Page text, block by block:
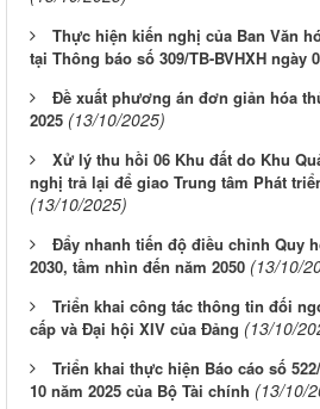
Thực hiện kiến nghị của Ban Văn
tại Thông báo số 309/TB-BVHXH ngày
Đề xuất phương án đơn giản hóa
2025 (13/10/2025)
Xử lý thu hồi 06 Khu đất do Khu
nghị trả lại để giao Trung tâm Phát
(13/10/2025)
Đẩy nhanh tiến độ điều chỉnh Quy
2030, tầm nhìn đến năm 2050 (13/10/
Triển khai công tác thông tin đối
cấp và Đại hội XIV của Đảng (13/10/
Triển khai thực hiện Báo cáo số
10 năm 2025 của Bộ Tài chính (13/10/